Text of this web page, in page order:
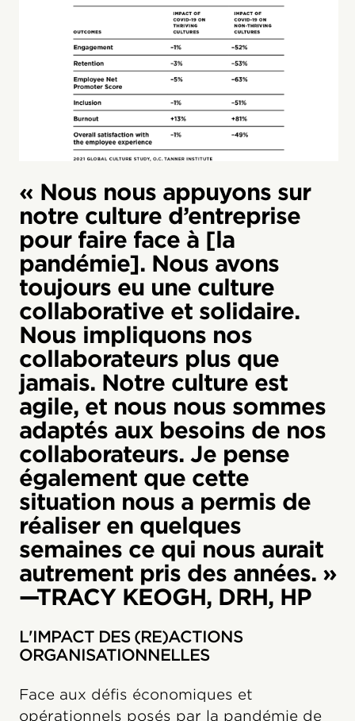
« Nous nous appuyons sur
notre culture d’entreprise
pour faire face à [la
pandémie]. Nous avons
toujours eu une culture
collaborative et solidaire.
Nous impliquons nos
collaborateurs plus que
jamais. Notre culture est
agile, et nous nous sommes
adaptés aux besoins de nos
collaborateurs. Je pense
également que cette
situation nous a permis de
réaliser en quelques
semaines ce qui nous aurait
autrement pris des années. »
—TRACY KEOGH, DRH, HP
L'IMPACT DES (RE)ACTIONS
ORGANISATIONNELLES
Face aux défis économiques et
opérationnels posés par la pandémie de